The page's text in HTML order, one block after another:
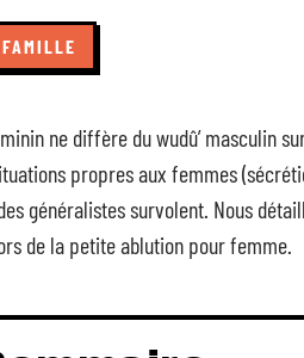
ne diffère du wudû’ masculin
propres aux femmes
généralistes survolent. Nous
de la petite ablution pour femme.